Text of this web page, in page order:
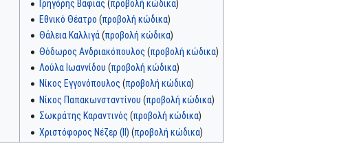
Γρηγόρης Βαφιάς (προβολή κώδικα)
Εθνικό Θέατρο (προβολή κώδικα)
Θάλεια Καλλιγά(προβολή κώδικα)
Θόδωρος Ανδριακόπουλος (προβολή κώδικα)
Λούλα Ιωαννίδου (προβολή κώδικα)
Νίκος Εγγονόπουλος (προβολή κώδικα)
Νίκος Παπακωνσταντίνου (προβολή κώδικα)
Σωκράτης Καραντινός (προβολή κώδικα)
Χριστόφορος Νέζερ (II) (προβολή κώδικα)